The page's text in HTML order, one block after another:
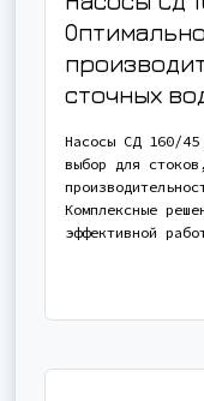
сточных
Насосы СД 160/45
выбор для
Комплексные
эффективной